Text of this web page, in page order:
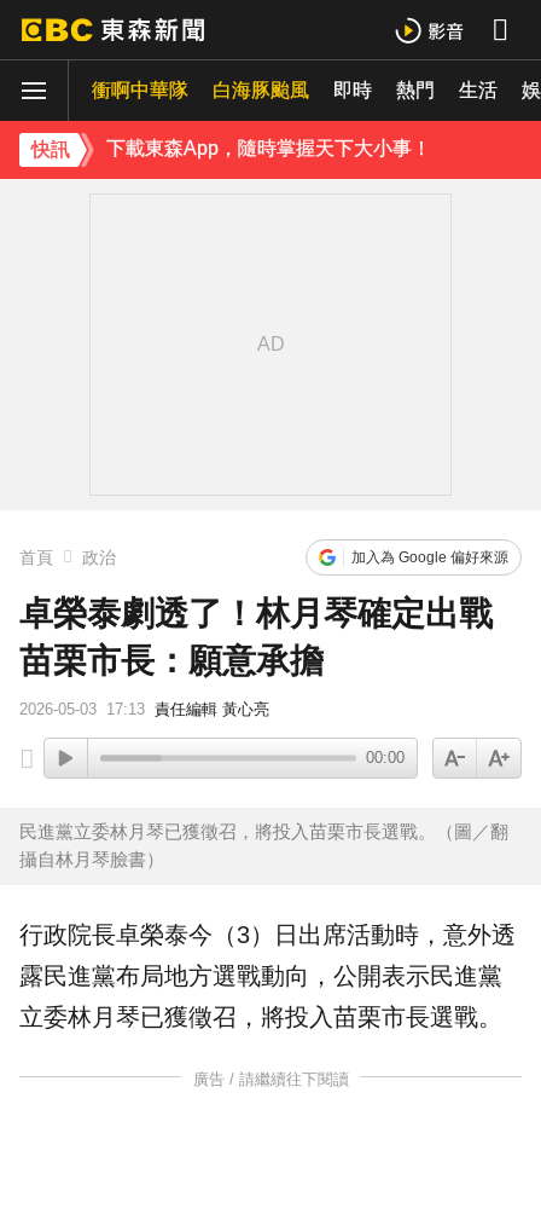
衝啊中華隊 白海豚颱風 即時 熱門 生活
快訊
下載東森App，隨時掌握天下大小事！
首頁 政治 加入為 Google 偏好來源
卓榮泰劇透了！林月琴確定出戰
苗栗市長：願意承擔
2026-05-03 17:13 責任編輯 黃心亮
00:00
民進黨立委林月琴已獲徵召，將投入苗栗市長選戰。（圖／翻
攝自林月琴臉書）
行政院長卓榮泰今（3）日出席活動時，意外透
露民進黨布局地方選戰動向，公開表示民進黨
立委林月琴已獲徵召，將投入苗栗市長選戰。
廣告 / 請繼續往下閱讀